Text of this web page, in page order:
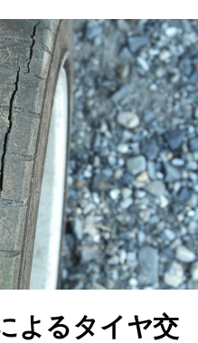
よるタイヤ交